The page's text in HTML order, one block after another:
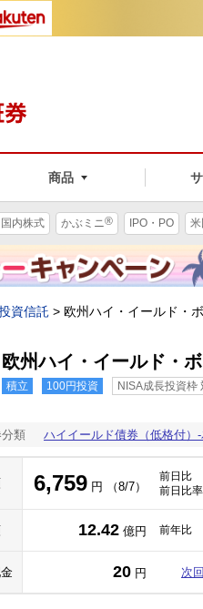
商品
国内株式 かぶミニ® IPO・PO
資信託 > 欧州ハイ・イールド・
欧州ハイ・イールド・
積立 100円投資 NISA成長投資枠
類 ハイイールド債券（低格付）
6,759 円 （8/7）
前日比
前日比率
12.42 億円 前年比
20 円 次